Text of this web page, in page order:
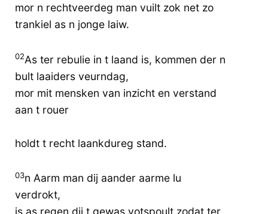
mor n rechtveerdeg man vuilt zok net zo
trankiel as n jonge laiw.
02As ter rebulie in t laand is, kommen der n
bult laaiders veurndag,
mor mit mensken van inzicht en verstand
aan t rouer
holdt t recht laankdureg stand.
03n Aarm man dij aander aarme lu
verdrokt,
is as regen dij t gewas votspoult zodat ter